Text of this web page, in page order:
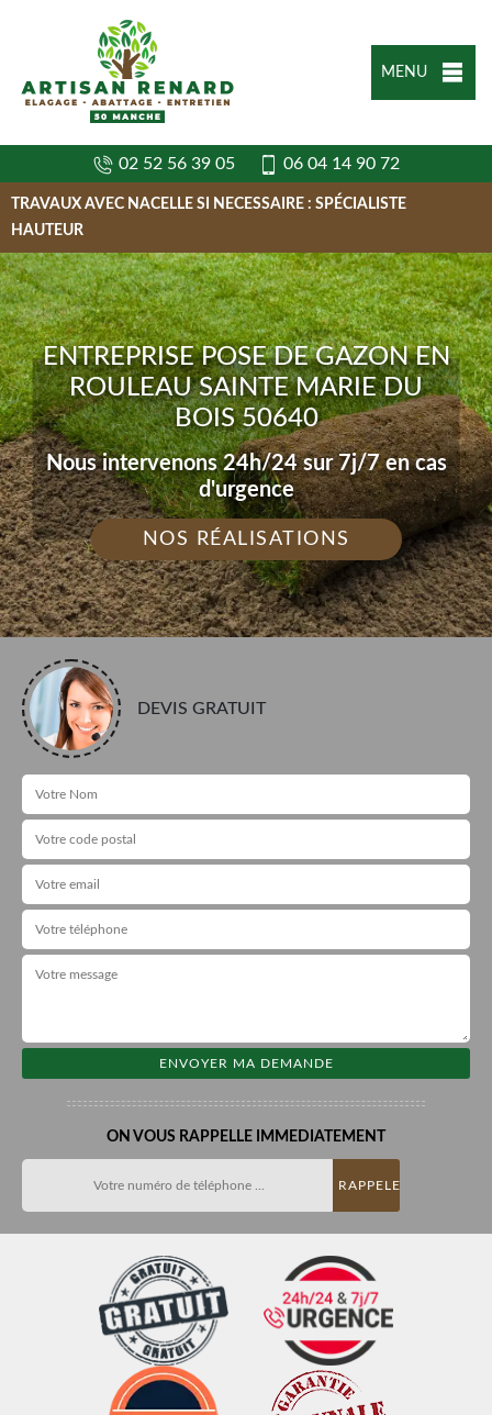
MENU
02 52 56 39 05 06 04 14 90 72
TRAVAUX AVEC NACELLE SI NECESSAIRE : SPÉCIALISTE
HAUTEUR
ENTREPRISE POSE DE GAZON EN
ROULEAU SAINTE MARIE DU
BOIS 50640
Nous intervenons 24h/24 sur 7j/7 en cas
d'urgence
NOS RÉALISATIONS
DEVIS GRATUIT
ON VOUS RAPPELLE IMMEDIATEMENT